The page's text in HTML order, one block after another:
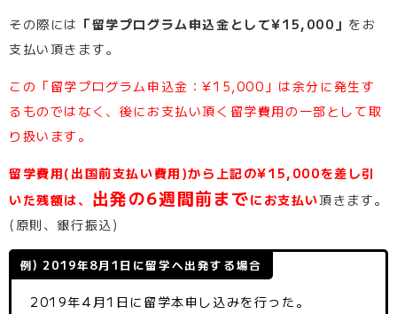
その際には 「留学プログラム申込金として¥15,000」 をお
支払い頂きます。
この「留学プログラム申込金：¥15,000」は余分に発生す
るものではなく、後にお支払い頂く留学費用の一部として取
り扱います。
留学費用(出国前支払い費用)から上記の¥15,000を差し引
いた残額は、 出発の6週間前までにお支払い頂きます。
(原則、銀行振込)
例) 2019年8月1日に留学へ出発する場合
2019年4月1日に留学本申し込みを行った。